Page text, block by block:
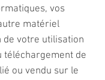
vos
matériel
de votre utilisation
téléchargement de
ou vendu sur le